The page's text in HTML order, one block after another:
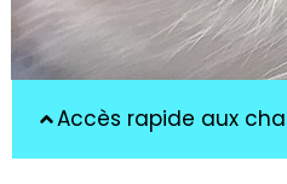
Accès rapide aux